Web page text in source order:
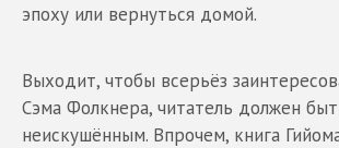
эпоху или вернуться домой.
Выходит, чтобы всерьёз
Сэма Фолкнера, читатель должен
неискушённым. Впрочем, книга